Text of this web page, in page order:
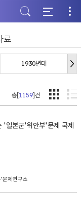
료
1930년대
총[1159]건
'일본군'위안부'문제 국제
문제연구소